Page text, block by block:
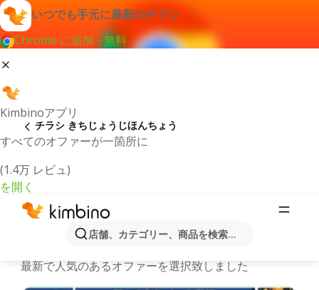
いつでも手元に最新のチラシ
Chrome に追加 - 無料
Kimbinoアプリ
すべてのオファーが一箇所に
(1.4万 レビュ)
を開く
店舗、カテゴリー、商品を検索...
チラシ きちじょうじほんちょう
最新のチラシとオファーきちじょう
最新で人気のあるオファーを選択致しました